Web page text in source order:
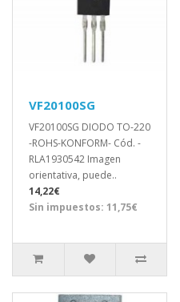
VF20100SG
VF20100SG DIODO TO-220
-ROHS-KONFORM- Cód. -
RLA1930542 Imagen
orientativa, puede..
14,22€
Sin impuestos: 11,75€